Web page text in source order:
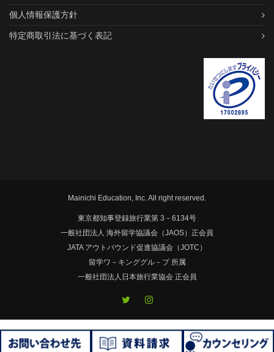
個人情報保護方針
特定商取引法に基づく表記
Mainichi Education, Inc. All right reserved.
東京都知事登録旅行業第 3－6134号
一般社団法人 海外留学協議会（JAOS）正会員
JATA アウトバウンド促進協議会（JOTC）
留学ワ－キンググル－プ 所属
一般社団法人日本旅行業協会 正会員